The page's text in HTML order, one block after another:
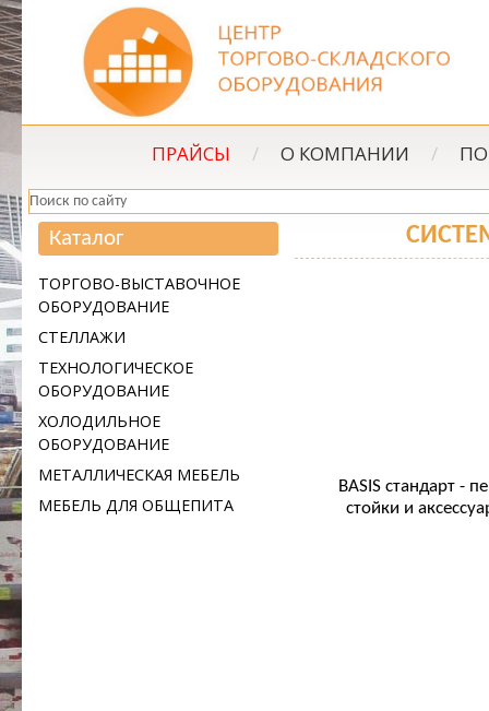
ПРАЙСЫ / О КОМПАНИИ /
Каталог
ТОРГОВО-ВЫСТАВОЧНОЕ
ОБОРУДОВАНИЕ
СТЕЛЛАЖИ
ТЕХНОЛОГИЧЕСКОЕ
ОБОРУДОВАНИЕ
ХОЛОДИЛЬНОЕ
ОБОРУДОВАНИЕ
МЕТАЛЛИЧЕСКАЯ МЕБЕЛЬ
МЕБЕЛЬ ДЛЯ ОБЩЕПИТА
BASIS стандарт -
стойки и